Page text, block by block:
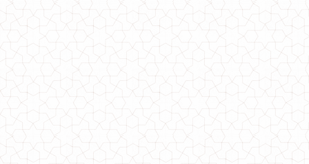
Трикотажная женская кофта туника
810.00грн.